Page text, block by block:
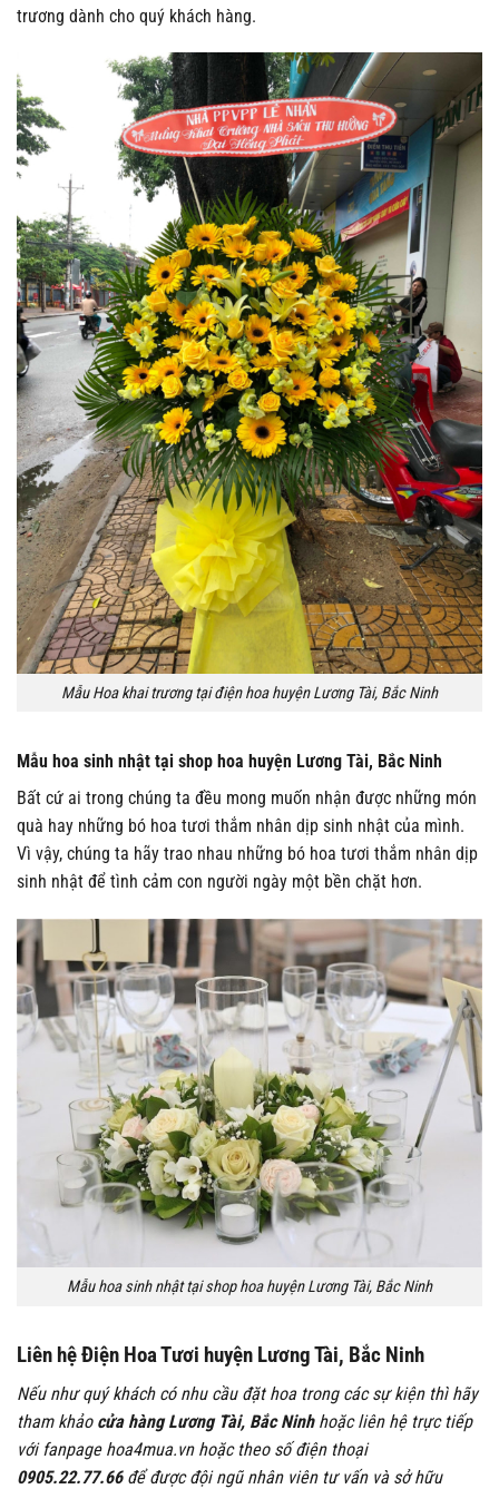
trương dành cho quý khách hàng.
Mẫu Hoa khai trương tại điện hoa huyện Lương Tài, Bắc Ninh
Mẫu hoa sinh nhật tại shop hoa huyện Lương Tài, Bắc Ninh
Bất cứ ai trong chúng ta đều mong muốn nhận được những món
quà hay những bó hoa tươi thắm nhân dịp sinh nhật của mình.
Vì vậy, chúng ta hãy trao nhau những bó hoa tươi thắm nhân dịp
sinh nhật để tình cảm con người ngày một bền chặt hơn.
Mẫu hoa sinh nhật tại shop hoa huyện Lương Tài, Bắc Ninh
Liên hệ Điện Hoa Tươi huyện Lương Tài, Bắc Ninh
Nếu như quý khách có nhu cầu đặt hoa trong các sự kiện thì hãy
tham khảocửa hàng Lương Tài, Bắc Ninhhoặc liên hệ trực tiếp
với fanpage hoa4mua.vn hoặc theo số điện thoại
0905.22.77.66 để được đội ngũ nhân viên tư vấn và sở hữu